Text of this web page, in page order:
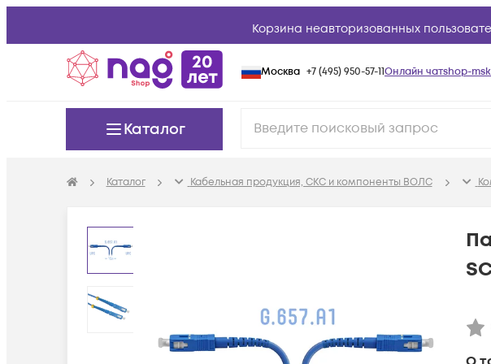
Корзина неавторизованных
Москва +7 (495) 950-57-11Онлайн чатshop-
Каталог
Каталог Кабельная продукция, СКС и компоненты ВОЛС